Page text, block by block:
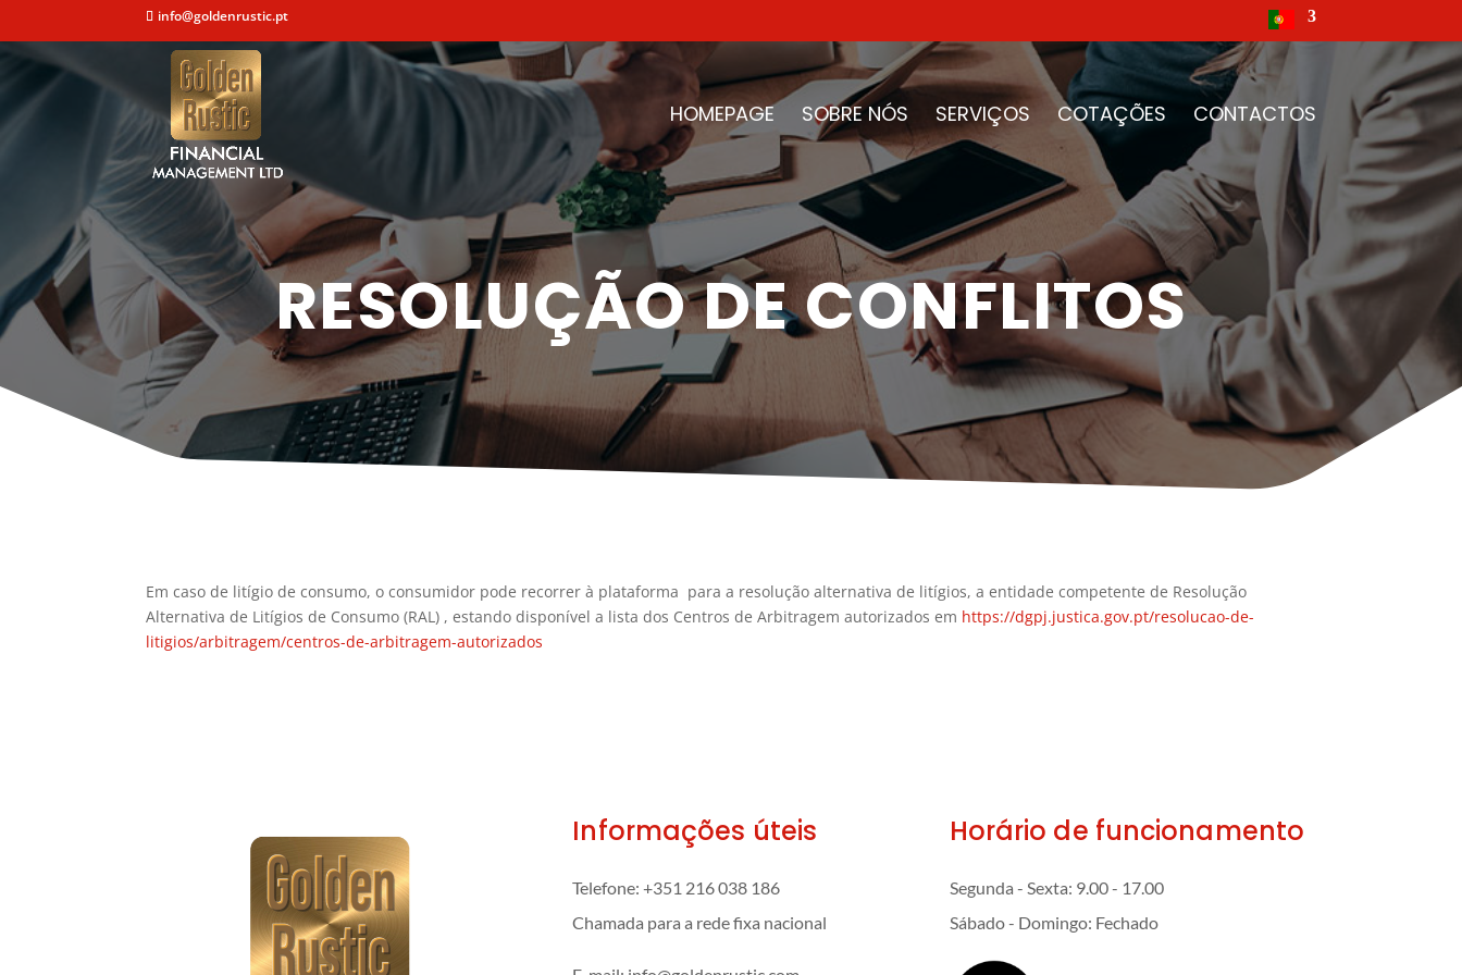
info@goldenrustic.pt
HOMEPAGE SOBRE NÓS SERVIÇOS COTAÇÕES CONTACTOS
RESOLUÇÃO DE CONFLITOS
Em caso de litígio de consumo, o consumidor pode recorrer à plataforma para a resolução alternativa de litígios, a entidade competente de Resolução
Alternativa de Litígios de Consumo (RAL) , estando disponível a lista dos Centros de Arbitragem autorizados em https://dgpj.justica.gov.pt/resolucao-de-
litigios/arbitragem/centros-de-arbitragem-autorizados
Informações úteis
Telefone:+351 216 038 186
Chamada para a rede fixa nacional
Horário de funcionamento
Segunda - Sexta: 9.00 - 17.00
Sábado - Domingo: Fechado